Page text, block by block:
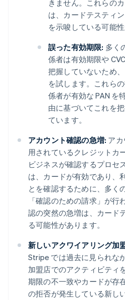
きません。これらの
は、カードテスティ
を示唆している可能性
誤った有効期限: 多く
係者は有効期限や
把握していないため
を試します。これら
係者が有効な PAN を
由に基づいてこれを
ています。
アカウント確認の急増: ア
用されているクレジットカ
ビジネスが確認するプロセ
は、カードが有効であり、
とを確認するために、多く
「確認のための請求」が
認の突然の急増は、カード
る可能性があります。
新しいアクワイアリング加
Stripe では過去に見られな
加盟店でのアクティビティ
期限の不一致やカードが存
の拒否が発生している新し